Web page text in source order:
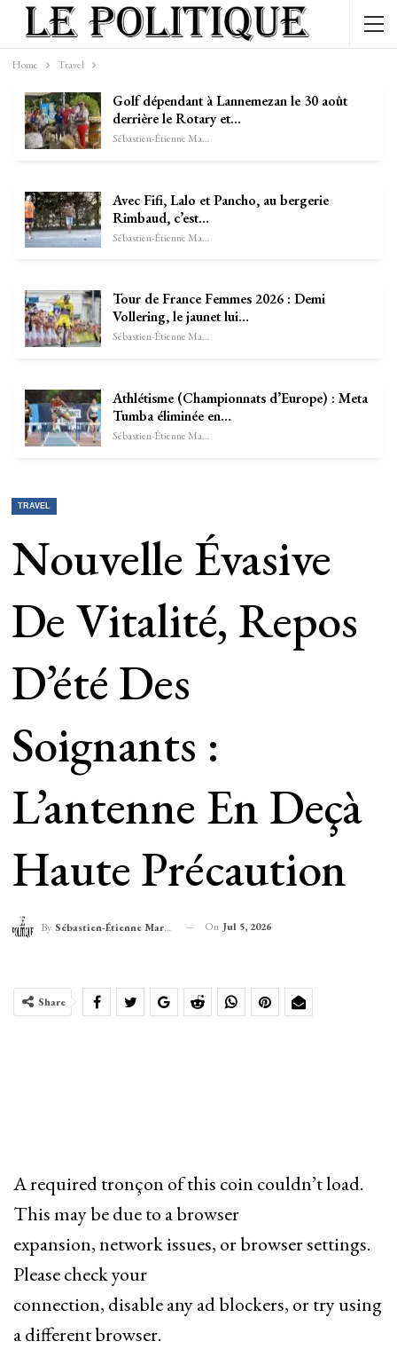
Home Travel
Golf dépendant à Lannemezan le 30 août
derrière le Rotary et…
Sébastien-Étienne Marechal
Avec Fifi, Lalo et Pancho, au bergerie
Rimbaud, c’est…
Sébastien-Étienne Marechal
Tour de France Femmes 2026 : Demi
Vollering, le jaunet lui…
Sébastien-Étienne Marechal
Athlétisme (Championnats d’Europe) : Meta
Tumba éliminée en…
Sébastien-Étienne Marechal
TRAVEL
Nouvelle Évasive
De Vitalité, Repos
D’été Des
Soignants :
L’antenne En Deçà
Haute Précaution
By Sébastien-Étienne Marechal On Jul 5, 2026
Share
A required tronçon of this coin couldn’t load.
This may be due to a browser
expansion, network issues, or browser settings.
Please check your
connection, disable any ad blockers, or try using
a different browser.